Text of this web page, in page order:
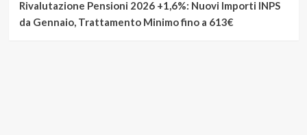
Rivalutazione Pensioni 2026 +1,6%: Nuovi Importi INPS
da Gennaio, Trattamento Minimo fino a 613€